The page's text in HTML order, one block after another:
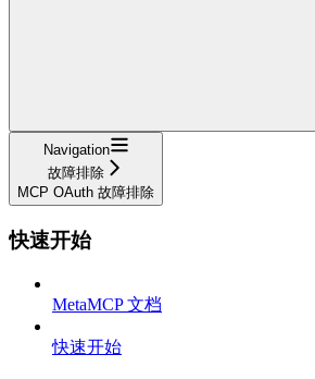
Navigation
故障排除
MCP OAuth 故障排除
快速开始
MetaMCP 文档
快速开始